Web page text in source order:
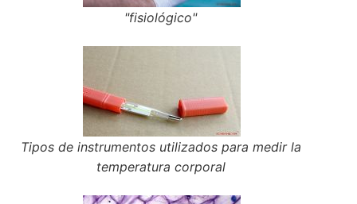
"fisiológico"
Tipos de instrumentos utilizados para medir la
temperatura corporal